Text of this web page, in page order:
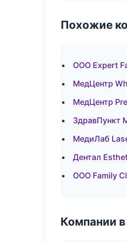
Похожие
ООО Expert
МедЦентр
МедЦентр
ЗдравПункт
МедиЛаб
Дентал
ООО Family
Компании